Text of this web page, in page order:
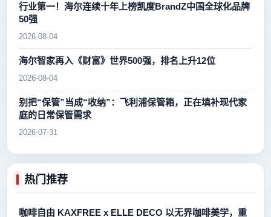
行业第一！海尔连续十年上榜凯度BrandZ中国全球化品牌
50强
2026-08-04
海尔智家再入《财富》世界500强，排名上升12位
2026-08-04
别把“保管”当成“收纳”：飞利浦保管箱，正在填补现代家
庭的日常保管需求
2026-07-31
热门推荐
咖啡自由 KAXFREE x ELLE DECO 以无界咖啡美学，重